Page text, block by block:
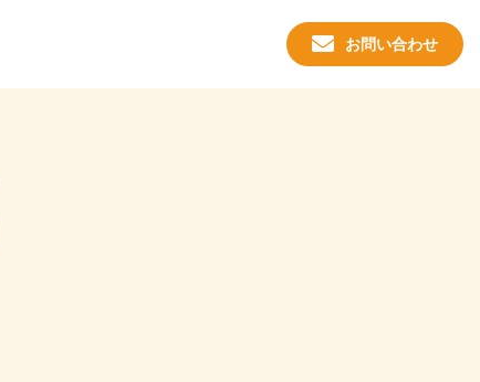
お問い合わせ